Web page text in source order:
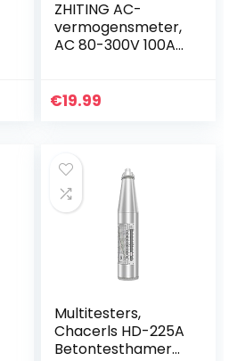
ZHITING AC-
vermogensmeter,
AC 80-300V 100A
kleurenscherm,
€19.99
Multitesters,
Chacerls HD-225A
Betontesthamer